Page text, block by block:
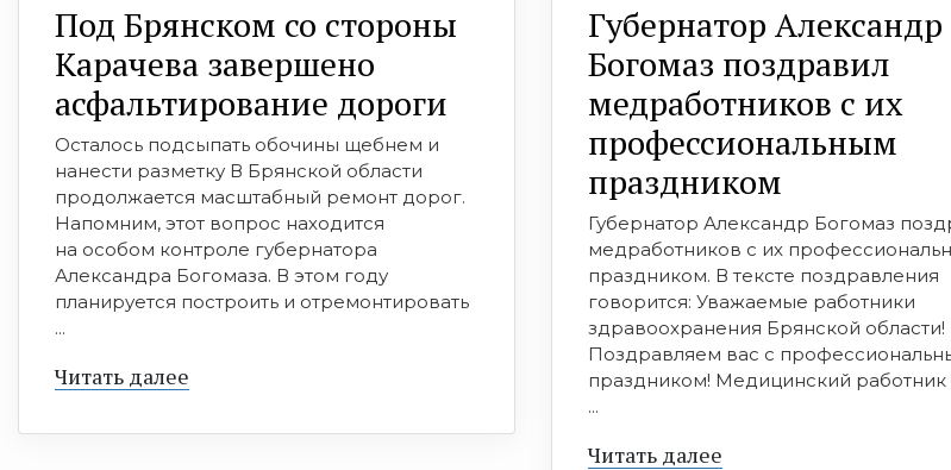
Под Брянском со стороны
Карачева завершено
асфальтирование дороги
Осталось подсыпать обочины щебнем и
нанести разметку В Брянской области
продолжается масштабный ремонт дорог.
Напомним, этот вопрос находится
на особом контроле губернатора
Александра Богомаза. В этом году
планируется построить и отремонтировать
...
Читать далее
Губернатор Александр
Богомаз поздравил
медработников с их
профессиональным
праздником
Губернатор Александр Богомаз
медработников с их
праздником. В тексте поздравления
говорится: Уважаемые работники
здравоохранения Брянской области!
Поздравляем вас с
праздником! Медицинский работник
...
Читать далее